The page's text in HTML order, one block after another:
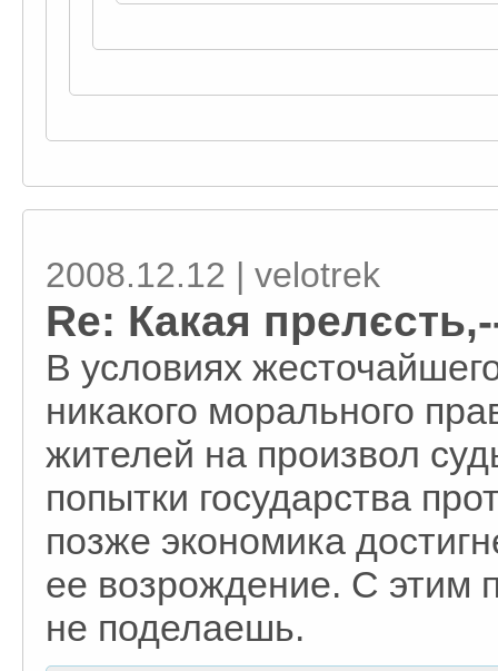
2008.12.12 | velotrek
Re: Какая
В условиях
никакого морального
жителей на произвол
попытки государства
позже экономика
ее возрождение. С этим
не поделаешь.